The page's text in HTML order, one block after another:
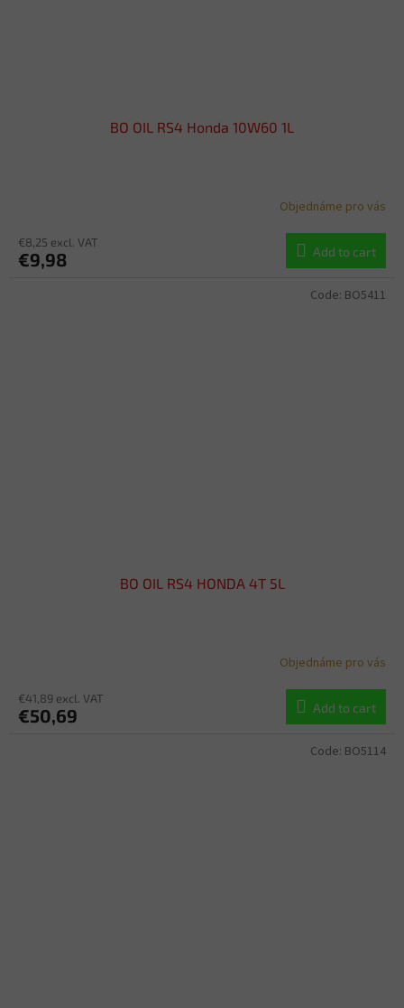
BO OIL RS4 Honda 10W60 1L
Objednáme pro vás
€8,25 excl. VAT
€9,98 Add to cart
BO OIL RS4 HONDA 4T 5L
Objednáme pro vás
€41,89 excl. VAT
€50,69 Add to cart
Code: BO5411
Code: BO5114